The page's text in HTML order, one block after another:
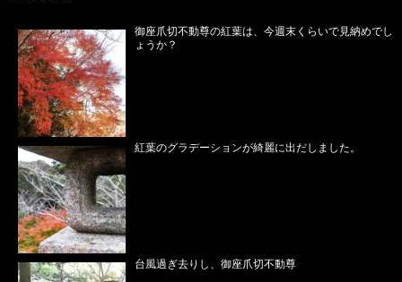
御座爪切不動尊の紅葉は、今週末くらいで見納めでし
ょうか？
紅葉のグラデーションが綺麗に出だしました。
台風過ぎ去りし、御座爪切不動尊